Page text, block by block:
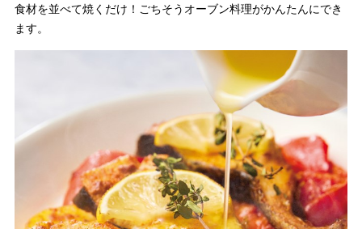
食材を並べて焼くだけ！ごちそうオーブン料理がかんたんにでき
ます。